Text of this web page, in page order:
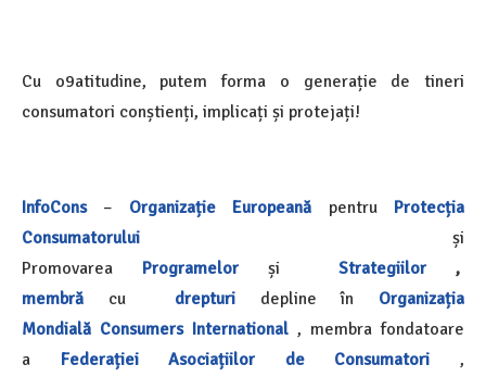
Cu o9atitudine, putem forma o generație de tineri
consumatori conștienți, implicați și protejați!
InfoCons – Organizație Europeană pentru
Protecția
Consumatorului
și
Promovarea Programelor și Strategiilor
,
membră
cu drepturi depline în
Organizația
Mondială Consumers International , membra fondatoare
a Federației Asociațiilor de Consumatori ,